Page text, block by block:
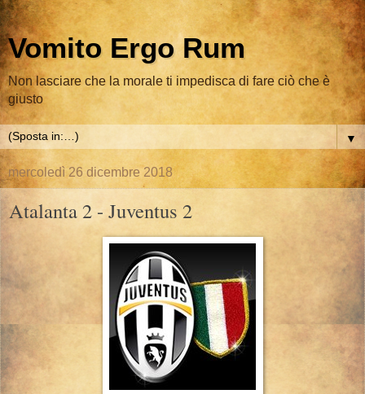
Vomito Ergo Rum
Non lasciare che la morale ti impedisca di fare ciò che è
giusto
▼
mercoledì 26 dicembre 2018
Atalanta 2 - Juventus 2